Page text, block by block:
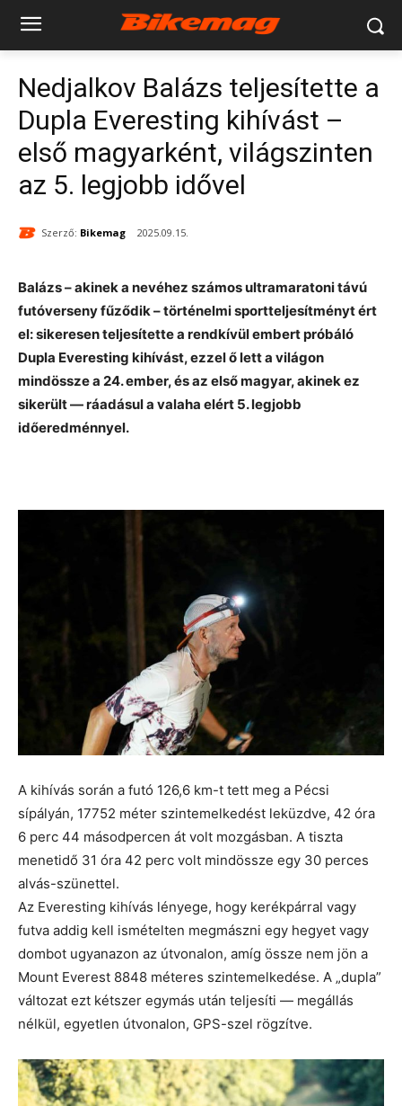
Nedjalkov Balázs teljesítette a
Dupla Everesting kihívást –
első magyarként, világszinten
az 5. legjobb idővel
Szerző: Bikemag 2025.09.15.
Balázs – akinek a nevéhez számos ultramaratoni távú
futóverseny fűződik – történelmi sportteljesítményt ért
el: sikeresen teljesítette a rendkívül embert próbáló
Dupla Everesting kihívást, ezzel ő lett a világon
mindössze a 24. ember, és az első magyar, akinek ez
sikerült — ráadásul a valaha elért 5. legjobb
időeredménnyel.
A kihívás során a futó 126,6 km-t tett meg a Pécsi
sípályán, 17752 méter szintemelkedést leküzdve, 42 óra
6 perc 44 másodpercen át volt mozgásban. A tiszta
menetidő 31 óra 42 perc volt mindössze egy 30 perces
alvás-szünettel.
Az Everesting kihívás lényege, hogy kerékpárral vagy
futva addig kell ismételten megmászni egy hegyet vagy
dombot ugyanazon az útvonalon, amíg össze nem jön a
Mount Everest 8848 méteres szintemelkedése. A „dupla”
változat ezt kétszer egymás után teljesíti — megállás
nélkül, egyetlen útvonalon, GPS-szel rögzítve.